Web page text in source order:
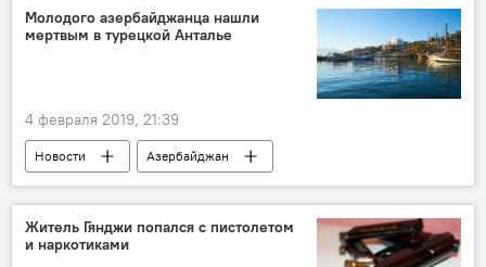
Молодого азербайджанца нашли
мертвым в турецкой Анталье
4 февраля 2019, 21:39
Новости
Азербайджан
Происшествия
ЖИЗНЬ
Новости мира
Житель Гянджи попался с пистолетом
и наркотиками